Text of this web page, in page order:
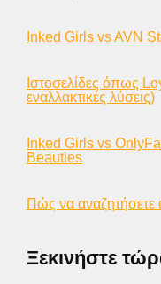
Inked Girls vs AVN
Ιστοσελίδες όπως
εναλλακτικές λύσεις)
Inked Girls vs
Beauties
Πώς να
Ξεκινήστε